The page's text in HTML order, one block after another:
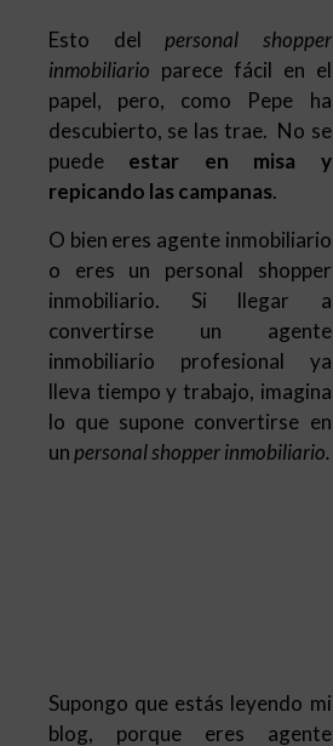
Esto del personal shopper
inmobiliario parece fácil en el
papel, pero, como Pepe ha
descubierto, se las trae. No se
puede estar en misa y
repicando las campanas.
O bien eres agente inmobiliario
o eres un personal shopper
inmobiliario. Si llegar a
convertirse un agente
inmobiliario profesional ya
lleva tiempo y trabajo, imagina
lo que supone convertirse en
un personal shopper inmobiliario.
área del sector inmobiliario.